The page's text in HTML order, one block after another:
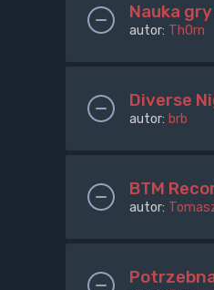
Nauka
autor: Th0rn
Diverse
autor: brb
BTM
autor: